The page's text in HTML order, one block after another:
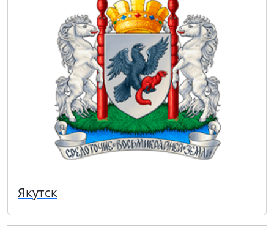
Якутск